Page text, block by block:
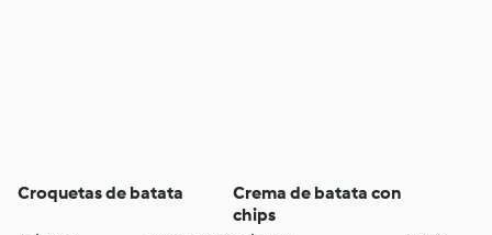
Croquetas de batata
Crema de batata con
chips